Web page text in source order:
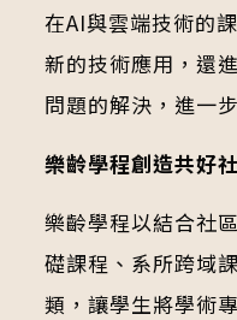
在AI與雲端技術的
新的技術應用，還
問題的解決，進一
樂齡學程創造共好
樂齡學程以結合社
礎課程、系所跨域
類，讓學生將學術